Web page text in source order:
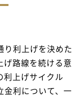
り利上げを決めた
げ路線を続ける意
利上げサイクル
金利について、一